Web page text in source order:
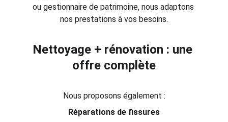
ou gestionnaire de patrimoine, nous adaptons
nos prestations à vos besoins.
Nettoyage + rénovation : une
offre complète
Nous proposons également :
Réparations de fissures